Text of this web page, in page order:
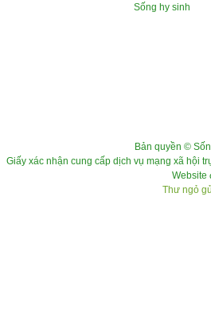
Sống hy sinh
Bản quyền ©
Giấy xác nhận cung cấp dịch vụ mạng xã hội
Website
Thư ngỏ